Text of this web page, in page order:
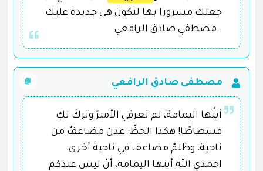
جعلك مسرورا بها لتكون هى جديدة عليك
. مصطفي صادق الرافعي
مصطفى صادق الرافعي
أيتُها اليمامة، لم تعرفي الأميرَ وتركَ لكِ
فسطاطًا! هكذا الحظّ: عدلٌ مضاعفٌ من
ناحية، وظلمٌ مضاعف في ناحية أخرى.
احمدي الله أيتها اليمامة، أنْ ليس عندكم